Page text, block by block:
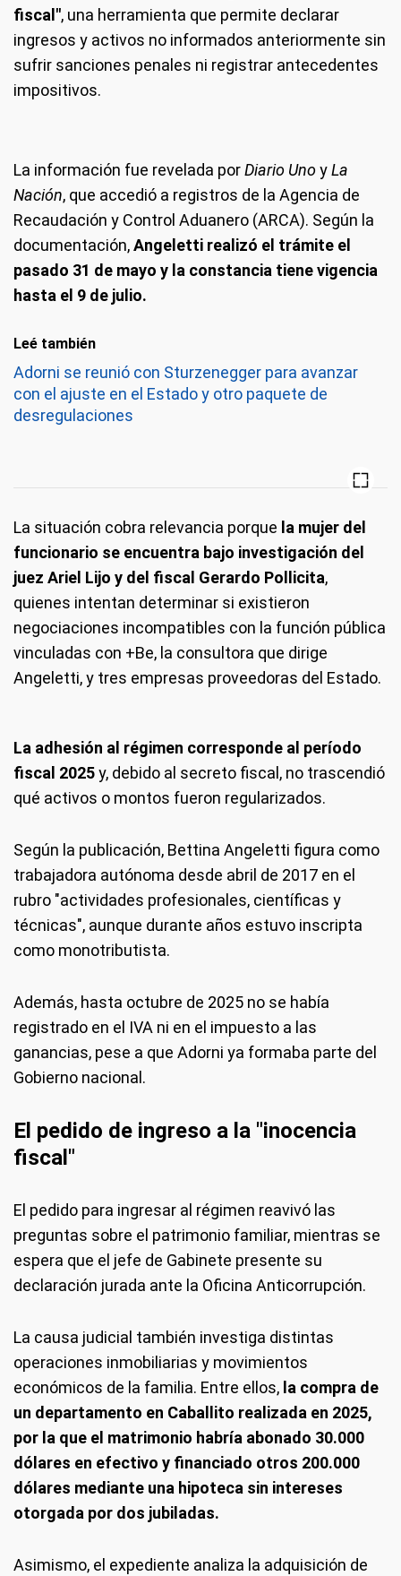
fiscal", una herramienta que permite declarar
ingresos y activos no informados anteriormente sin
sufrir sanciones penales ni registrar antecedentes
impositivos.
La información fue revelada porDiario UnoyLa
Nación, que accedió a registros de la Agencia de
Recaudación y Control Aduanero (ARCA). Según la
documentación,Angeletti realizó el trámite el
pasado 31 de mayo y la constancia tiene vigencia
hasta el 9 de julio.
Leé también
Adorni se reunió con Sturzenegger para avanzar
con el ajuste en el Estado y otro paquete de
desregulaciones
La situación cobra relevancia porque la mujer del
funcionario se encuentra bajo investigación del
juez Ariel Lijo y del fiscal Gerardo Pollicita,
quienes intentan determinar si existieron
negociaciones incompatibles con la función pública
vinculadas con +Be, la consultora que dirige
Angeletti, y tres empresas proveedoras del Estado.
La adhesión al régimen corresponde al período
fiscal 2025y, debido al secreto fiscal, no trascendió
qué activos o montos fueron regularizados.
Según la publicación, Bettina Angeletti figura como
trabajadora autónoma desde abril de 2017 en el
rubro "actividades profesionales, científicas y
técnicas", aunque durante años estuvo inscripta
como monotributista.
Además, hasta octubre de 2025 no se había
registrado en el IVA ni en el impuesto a las
ganancias, pese a que Adorni ya formaba parte del
Gobierno nacional.
El pedido de ingreso a la "inocencia
fiscal"
El pedido para ingresar al régimen reavivó las
preguntas sobre el patrimonio familiar, mientras se
espera que el jefe de Gabinete presente su
declaración jurada ante la Oficina Anticorrupción.
La causa judicial también investiga distintas
operaciones inmobiliarias y movimientos
económicos de la familia. Entre ellos, la compra de
un departamento en Caballito realizada en 2025,
por la que el matrimonio habría abonado 30.000
dólares en efectivo y financiado otros 200.000
dólares mediante una hipoteca sin intereses
otorgada por dos jubiladas.
Asimismo, el expediente analiza la adquisición de